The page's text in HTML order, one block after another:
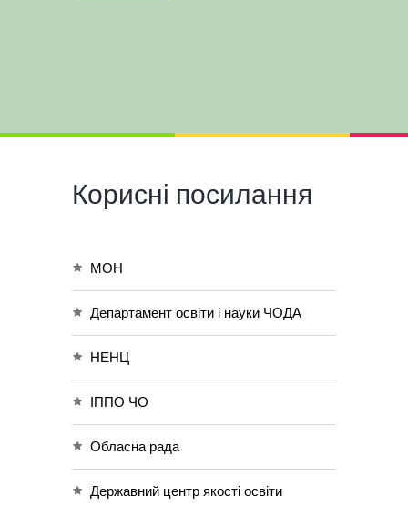
Корисні посилання
МОН
Департамент освіти і науки ЧОДА
НЕНЦ
ІППО ЧО
Обласна рада
Державний центр якості освіти